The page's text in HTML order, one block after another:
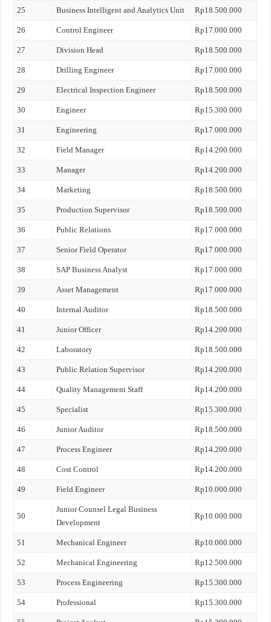
25 Business Intelligent and Analytics Unit Rp18.500.000
26 Control Engineer Rp17.000.000
27 Division Head Rp18.500.000
28 Drilling Engineer Rp17.000.000
29 Electrical Inspection Engineer Rp18.500.000
30 Engineer Rp15.300.000
31 Engineering Rp17.000.000
32 Field Manager Rp14.200.000
33 Manager Rp14.200.000
34 Marketing Rp18.500.000
35 Production Supervisor Rp18.500.000
36 Public Relations Rp17.000.000
37 Senior Field Operator Rp17.000.000
38 SAP Business Analyst Rp17.000.000
39 Asset Management Rp17.000.000
40 Internal Auditor Rp18.500.000
41 Junior Officer Rp14.200.000
42 Laboratory Rp18.500.000
43 Public Relation Supervisor Rp14.200.000
44 Quality Management Staff Rp14.200.000
45 Specialist Rp15.300.000
46 Junior Auditor Rp18.500.000
47 Process Engineer Rp14.200.000
48 Cost Control Rp14.200.000
49 Field Engineer Rp10.000.000
50
Junior Counsel Legal Business
Development
Rp10.000.000
51 Mechanical Engineer Rp10.000.000
52 Mechanical Engineering Rp12.500.000
53 Process Engineering Rp15.300.000
54 Professional Rp15.300.000